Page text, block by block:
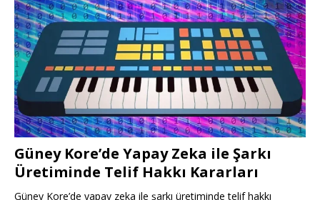
Güney Kore’de Yapay Zeka ile Şarkı
Üretiminde Telif Hakkı Kararları
Güney Kore’de yapay zeka ile şarkı üretiminde telif hakkı